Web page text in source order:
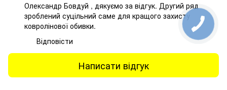
Олександр Бовдуй , дякуємо за відгук. Другий ряд
зроблений суцільний саме для кращого захисту
ковролінової обивки.
Відповісти
Написати відгук